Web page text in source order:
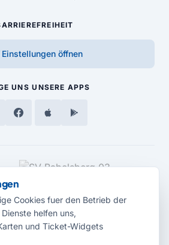
Einstellungen öffnen
UNS UNSERE APPS
Cookies fuer den Betrieb der
helfen uns,
und Ticket-Widgets